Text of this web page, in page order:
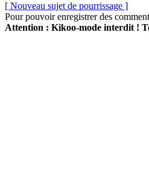
[ Nouveau sujet de pourrissage ]
Pour pouvoir enregistrer des
Attention : Kikoo-mode interdit !